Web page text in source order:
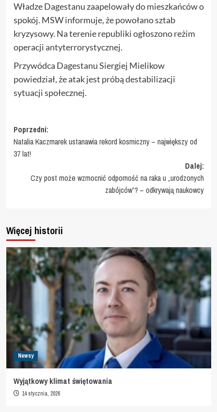
Władze Dagestanu zaapelowały do mieszkańców o
spokój. MSW informuje, że powołano sztab
kryzysowy. Na terenie republiki ogłoszono reżim
operacji antyterrorystycznej.
Przywódca Dagestanu Siergiej Mielikow
powiedział, że atak jest próbą destabilizacji
sytuacji społecznej.
Zobacz
wpisy
Poprzedni:
Natalia Kaczmarek ustanawia rekord kosmiczny – największy od
37 lat!
Dalej:
Czy post może wzmocnić odporność na raka u „urodzonych
zabójców”? – odkrywają naukowcy
Więcej historii
Newsy
Wyjątkowy klimat świętowania
14 stycznia, 2026